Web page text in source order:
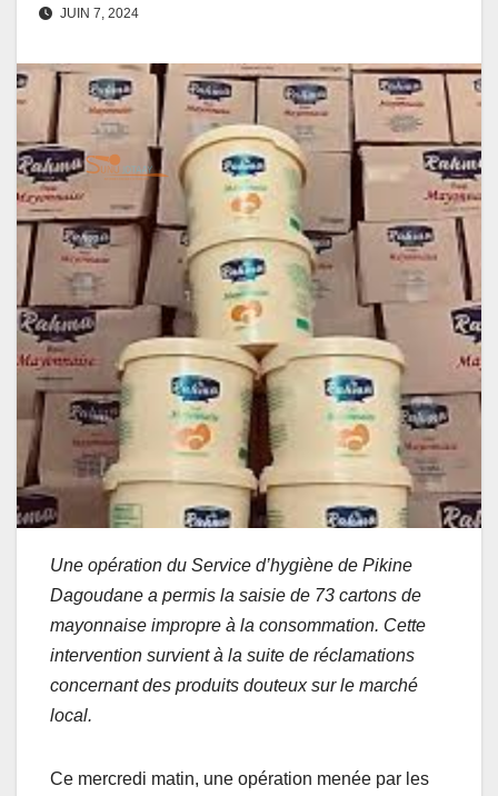
JUIN 7, 2024
Une opération du Service d’hygiène de Pikine
Dagoudane a permis la saisie de 73 cartons de
mayonnaise impropre à la consommation. Cette
intervention survient à la suite de réclamations
concernant des produits douteux sur le marché
local.
Ce mercredi matin, une opération menée par les